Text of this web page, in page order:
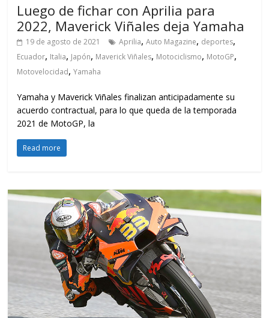
Luego de fichar con Aprilia para
2022, Maverick Viñales deja Yamaha
19 de agosto de 2021 Aprilia,Auto Magazine, deportes,
Ecuador, Italia, Japón, Maverick Viñales, Motociclismo, MotoGP,
Motovelocidad,Yamaha
Yamaha y Maverick Viñales finalizan anticipadamente su
acuerdo contractual, para lo que queda de la temporada
2021 de MotoGP, la
Read more